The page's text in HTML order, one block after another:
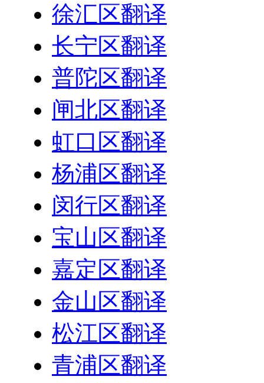
徐汇区翻译
长宁区翻译
普陀区翻译
闸北区翻译
虹口区翻译
杨浦区翻译
闵行区翻译
宝山区翻译
嘉定区翻译
金山区翻译
松江区翻译
青浦区翻译